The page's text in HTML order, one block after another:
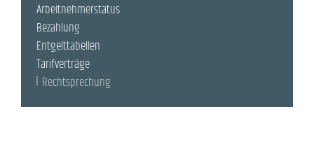
Arbeitnehmerstatus
Bezahlung
Entgelttabellen
Tarifverträge
Rechtsprechung